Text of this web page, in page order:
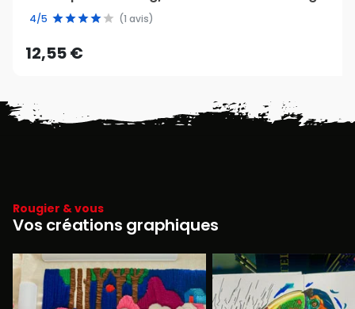
4/5 (1 avis)
12,55 €
Rougier & vous
Vos créations graphiques